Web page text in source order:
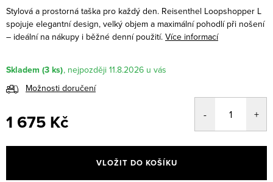
Stylová a prostorná taška pro každý den. Reisenthel Loopshopper L
spojuje elegantní design, velký objem a maximální pohodlí při nošení
– ideální na nákupy i běžné denní použití. Více informací
Skladem (3 ks)
11.8.2026
Možnosti doručení
1 675 Kč
cena:
VLOŽIT DO KOŠÍKU